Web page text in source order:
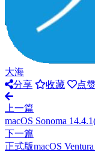
大海
分享
收藏 点
上一篇
macOS Sonoma
下一篇
正式版macOS